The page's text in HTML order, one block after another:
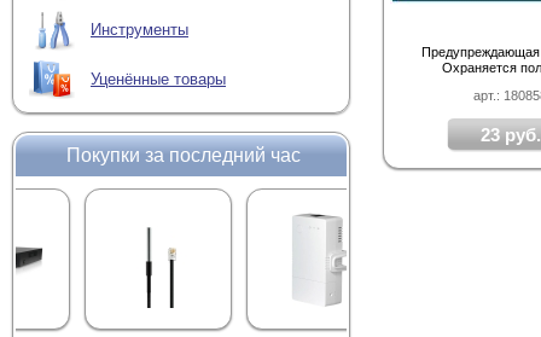
Инструменты
Уценённые товары
Покупки за последний час
арт.:
Предупреждающая
Охраняется
23 руб.